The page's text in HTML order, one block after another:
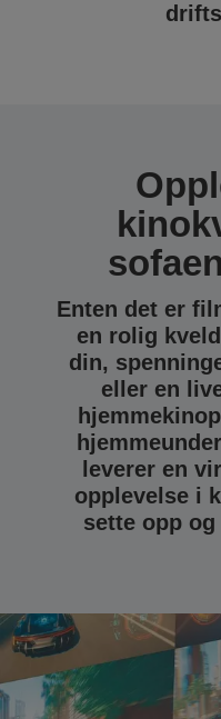
Enten det er
en rolig
din,
eller en
leverer en
opplevelse i
sette opp